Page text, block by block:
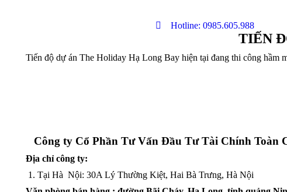
Hotline: 0985.605.988
TIẾN
Tiến độ dự án The Holiday Hạ Long Bay hiện tại đang thi công hầm
Công ty Cổ Phần Tư Vấn Đầu Tư Tài Chính Toàn
Địa chỉ công ty:
Tại Hà Nội: 30A Lý Thường Kiệt, Hai Bà Trưng, Hà Nội